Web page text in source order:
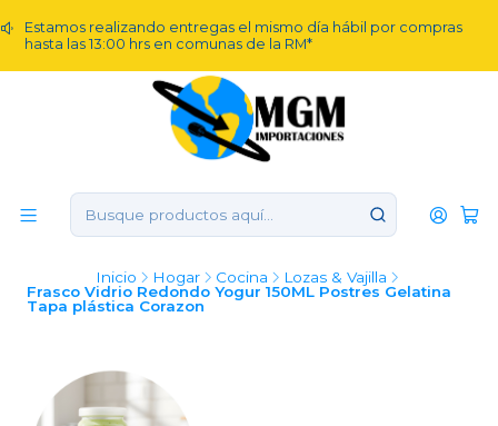
Estamos realizando entregas el mismo día hábil por compras
hasta las 13:00 hrs en comunas de la RM*
Inicio Hogar Cocina
Lozas & Vajilla
Frasco Vidrio Redondo Yogur 150ML Postres Gelatina
Tapa plástica Corazon